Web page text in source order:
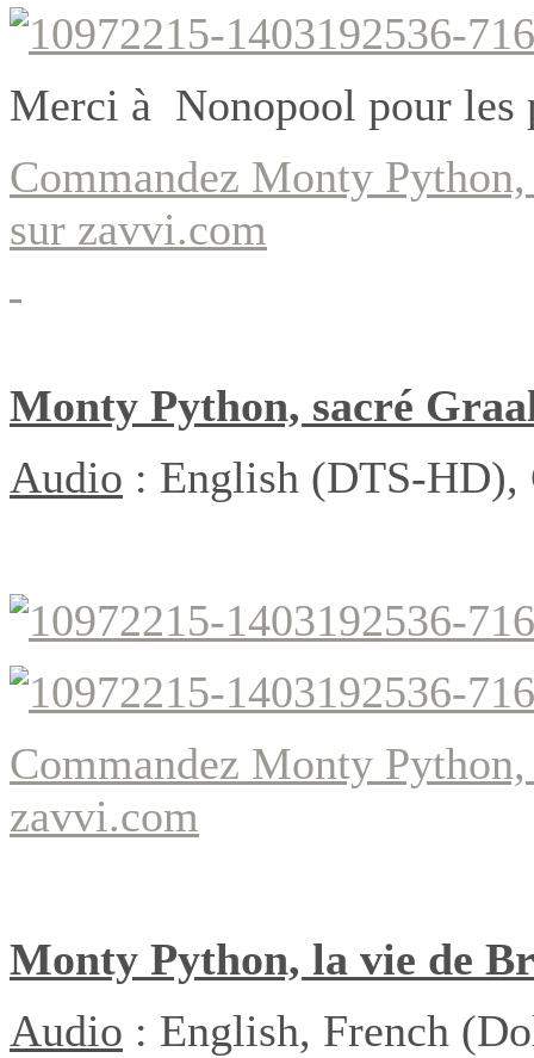
Merci à Nonopool pour les
Commandez Monty
sur zavvi.com
Monty Python, sacré
Audio : English (DTS-HD),
Commandez Monty Python,
zavvi.com
Monty Python, la vie de
Audio : English, French